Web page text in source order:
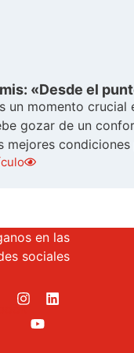
«Desde el
un momento crucial
gozar de un
mejores
en las
sociales